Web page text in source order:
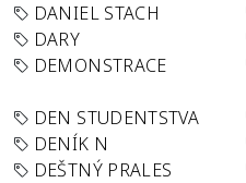
DANIEL STACH
DARY
DEMONSTRACE
DEN STUDENTSTVA
DENÍK N
DEŠTNÝ PRALES